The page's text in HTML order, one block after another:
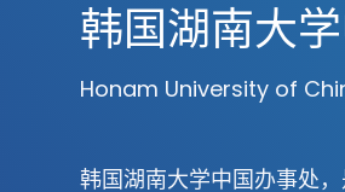
韩国湖南大
Honam University of
韩国湖南大学中国办事处